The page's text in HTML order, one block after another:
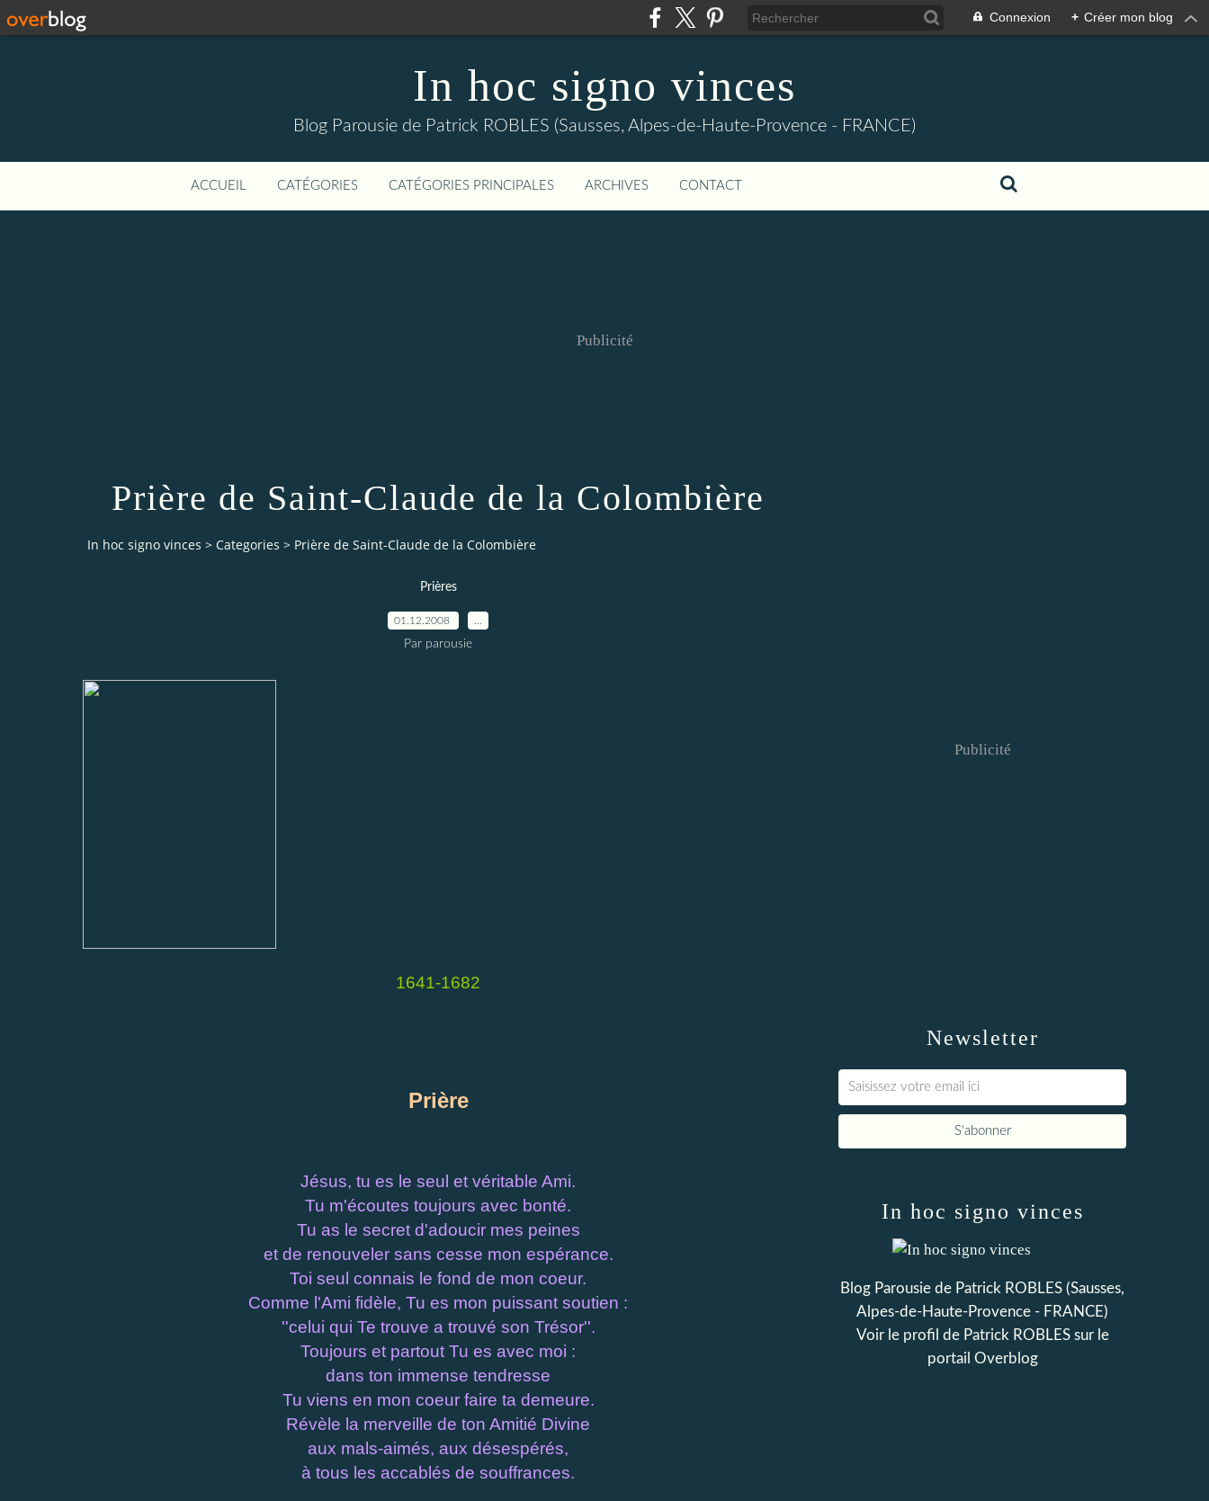
Connexion + Créer mon blog
In hoc signo vinces
Blog Parousie de Patrick ROBLES (Sausses, Alpes-de-Haute-Provence - FRANCE)
ACCUEIL CATÉGORIES CATÉGORIES PRINCIPALES ARCHIVES CONTACT
Publicité
Prière de Saint-Claude de la Colombière
In hoc signo vinces > Categories > Prière de Saint-Claude de la Colombière
Prières
01.12.2008
Par parousie
1641-1682
Prière
Jésus, tu es le seul et véritable Ami.
Tu m'écoutes toujours avec bonté.
Tu as le secret d'adoucir mes peines
et de renouveler sans cesse mon espérance.
Toi seul connais le fond de mon coeur.
Comme l'Ami fidèle, Tu es mon puissant soutien :
''celui qui Te trouve a trouvé son Trésor''.
Toujours et partout Tu es avec moi :
dans ton immense tendresse
Tu viens en mon coeur faire ta demeure.
Révèle la merveille de ton Amitié Divine
aux mals-aimés, aux désespérés,
à tous les accablés de souffrances.
Newsletter
Publicité
In hoc signo vinces
Blog Parousie de Patrick ROBLES (Sausses,
Alpes-de-Haute-Provence - FRANCE)
Voir le profil de Patrick ROBLESsur le
portail Overblog